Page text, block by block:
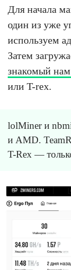
Для начала
один из уже
используем
Затем
знакомый
или T-rex.
lolMiner и
и AMD.
T-Rex —